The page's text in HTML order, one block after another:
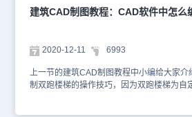
CAD建筑软件中绘制不等跑楼梯的相关操作
学入门者在日后绘制建筑CAD图纸的过程中
建筑CAD制图教程：CAD软件中怎么
2020-12-11 6993
上一节的建筑CAD制图教程中小编给大家介
制双跑楼梯的操作技巧，因为双跑楼梯为自